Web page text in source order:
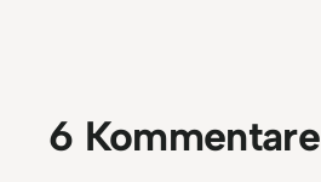
6 Kommentare